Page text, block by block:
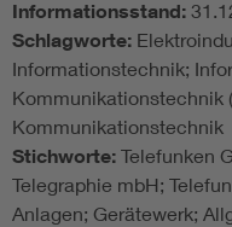
Informationsstand:
Schlagworte:
Informationstechnik;
Kommunikationstechnik
Kommunikationstechnik
Stichworte: Telefunken
Telegraphie mbH;
Anlagen; Gerätewerk;